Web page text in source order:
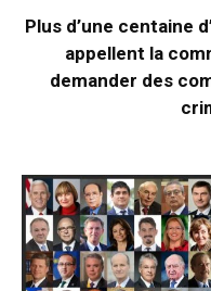
Plus d’une centaine
appellent la
demander des